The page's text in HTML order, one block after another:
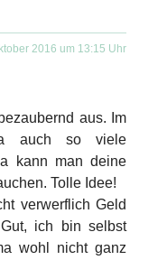
2016 um 13:15 Uhr
aus. Im
auch so viele
kann man deine
Tolle Idee!
verwerflich Geld
ich bin selbst
wohl nicht ganz